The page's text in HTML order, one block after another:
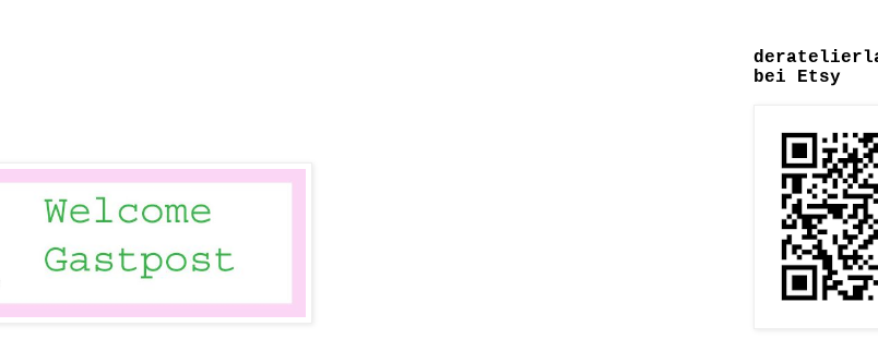
bei Etsy